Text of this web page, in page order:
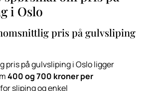
i Oslo
pris på gulvsliping
pris på gulvsliping i Oslo ligger
400 og 700 kroner per
for sliping og enkel